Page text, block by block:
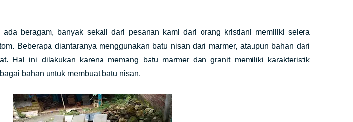
beragam, banyak sekali dari pesanan kami dari orang kristiani memiliki selera
Beberapa diantaranya menggunakan batu nisan dari marmer, ataupun bahan dari
Hal ini dilakukan karena memang batu marmer dan granit memiliki karakteristik
bahan untuk membuat batu nisan.